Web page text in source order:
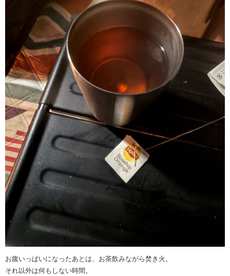
お腹いっぱいになったあとは、お茶飲みながら焚き火。
それ以外は何もしない時間。